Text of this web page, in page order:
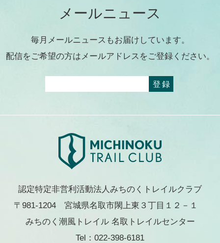
メールニュース
毎月メールニュースもお届けしています。
配信をご希望の方はメールアドレスをご登録ください。
認定特定非営利活動法人みちのくトレイルクラブ
〒981-1204 宮城県名取市閖上東３丁目１２－１
みちのく潮風トレイル 名取トレイルセンター
Tel：022-398-6181